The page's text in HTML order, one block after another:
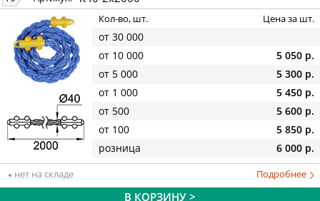
Кол-во, шт. Цена за шт.
от 30 000
от 10 000
5 050 р.
от 5 000
5 300 р.
от 1 000
5 450 р.
от 500
5 600 р.
от 100
5 850 р.
розница
6 000 р.
нет на складе Подробнее
В КОРЗИНУ >